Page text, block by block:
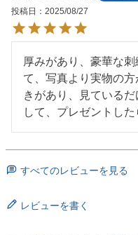
投稿日
2025/08/27
厚みがあり、豪華な
て、写真より実物の
きがあり、見ている
して、プレゼントした
すべてのレビューを見る
レビューを書く